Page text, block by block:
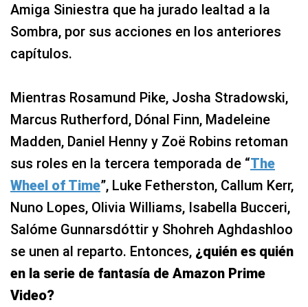
Amiga Siniestra que ha jurado lealtad a la
Sombra, por sus acciones en los anteriores
capítulos.
Mientras Rosamund Pike, Josha Stradowski,
Marcus Rutherford, Dónal Finn, Madeleine
Madden, Daniel Henny y Zoë Robins retoman
sus roles en la tercera temporada de “The
Wheel of Time”, Luke Fetherston, Callum Kerr,
Nuno Lopes, Olivia Williams, Isabella Bucceri,
Salóme Gunnarsdóttir y Shohreh Aghdashloo
se unen al reparto. Entonces, ¿quién es quién
en la serie de fantasía de Amazon Prime
Video?